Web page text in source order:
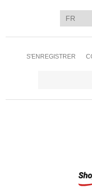
S'ENREGISTRER